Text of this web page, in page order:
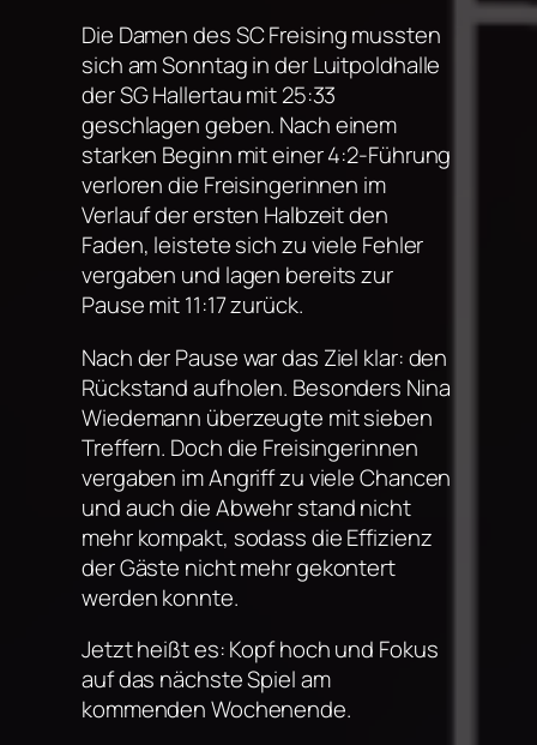
Die Damen des SC Freising mussten
sich am Sonntag in der Luitpoldhalle
der SG Hallertau mit 25:33
geschlagen geben. Nach einem
starken Beginn mit einer 4:2-Führung
verloren die Freisingerinnen im
Verlauf der ersten Halbzeit den
Faden, leistete sich zu viele Fehler
vergaben und lagen bereits zur
Pause mit 11:17 zurück.
Nach der Pause war das Ziel klar: den
Rückstand aufholen. Besonders Nina
Wiedemann überzeugte mit sieben
Treffern. Doch die Freisingerinnen
vergaben im Angriff zu viele Chancen
und auch die Abwehr stand nicht
mehr kompakt, sodass die Effizienz
der Gäste nicht mehr gekontert
werden konnte.
Jetzt heißt es: Kopf hoch und Fokus
auf das nächste Spiel am
kommenden Wochenende.